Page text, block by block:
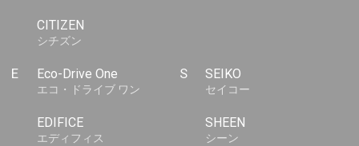
CITIZEN
シチズン
E Eco-Drive One
エコ・ドライブ ワン
EDIFICE
エディフィス
S SEIKO
セイコー
SHEEN
シーン